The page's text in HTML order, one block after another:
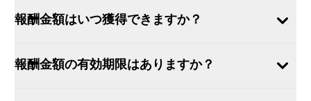
報酬金額はいつ獲得できますか？
報酬金額の有効期限はありますか？